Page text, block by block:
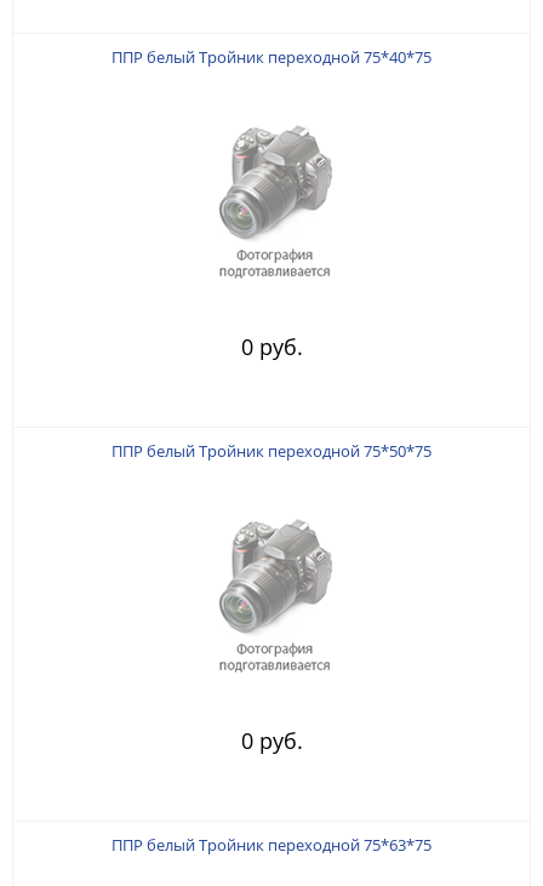
ППР белый Тройник переходной 75*40*75
0 руб.
ППР белый Тройник переходной 75*50*75
0 руб.
ППР белый Тройник переходной 75*63*75